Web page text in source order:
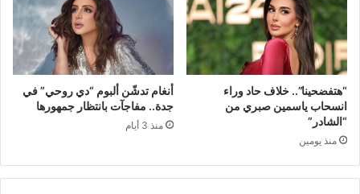
“هتفضحينا”.. خلاف حاد وراء
انسحاب ياسمين صبري من
“الشادر”
منذ يومين
أنغام تدشّن ألبوم “دي روحي” في
جدة.. مفاجآت بانتظار جمهورها
منذ 3 أيام